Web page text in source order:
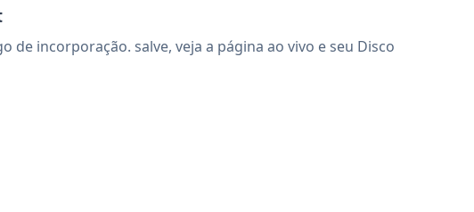
incorporação. salve, veja a página ao vivo e seu Disco